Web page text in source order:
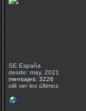
SE España
desde: may, 2021
mensajes: 3226
clik ver los últimos